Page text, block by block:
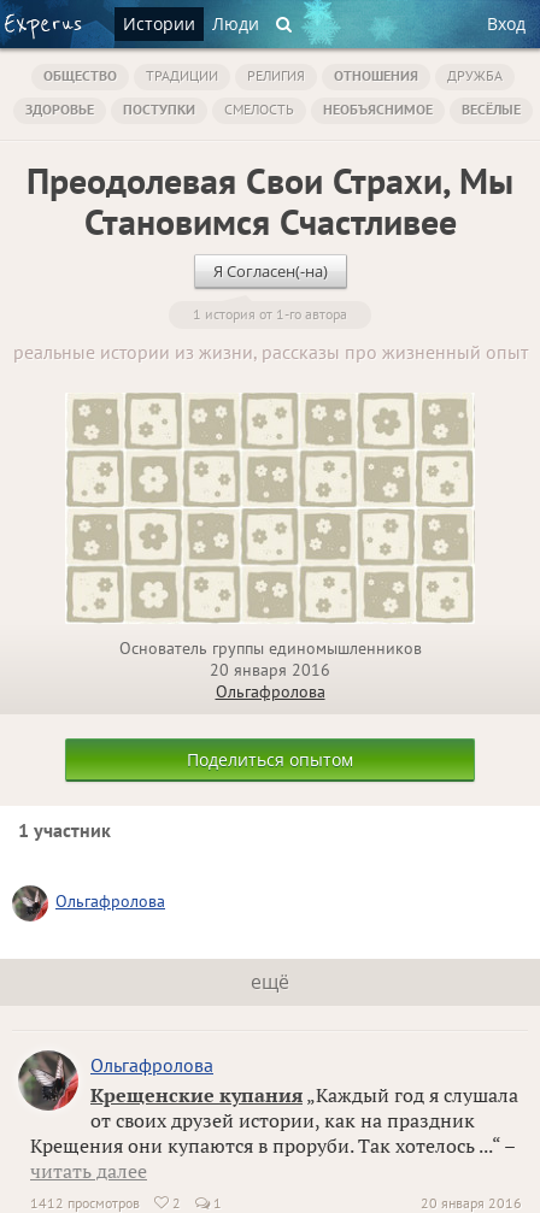
Истории Люди Вход
ОБЩЕСТВО ТРАДИЦИИ РЕЛИГИЯ ОТНОШЕНИЯ
ДРУЖБА
ЗДОРОВЬЕ
ПОСТУПКИ СМЕЛОСТЬ НЕОБЪЯСНИМОЕ ВЕСЁЛЫЕ
Преодолевая Свои Страхи, Мы
Становимся Счастливее
Я Согласен(-на)
1 история от 1-го автора
реальные истории из жизни, рассказы про жизненный опыт
Основатель группы единомышленников
20 января 2016
Ольгафролова
Поделиться опытом
1 участник
Ольгафролова
ещё
Ольгафролова
Крещенские купания „Каждый год я слушала
от своих друзей истории, как на праздник
Крещения они купаются в проруби. Так хотелось ...“ –
читать далее
20 января 2016
1412 просмотров  2 1